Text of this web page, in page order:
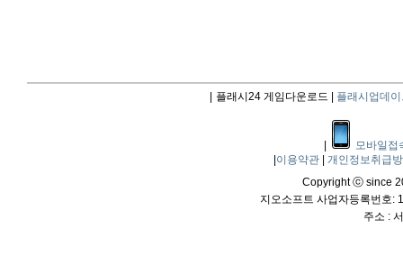
플래시24 게임다운로드 | 플래시업데이
모바일접
이용약관
개인정보취급
Copyright ⓒ since
지오소프트 사업자등록번호:
주소 :